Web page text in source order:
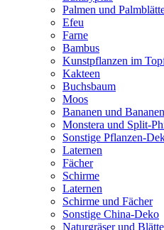
Palmen und
Efeu
Farne
Bambus
Kunstpflanzen im
Kakteen
Buchsbaum
Moos
Bananen und
Monstera und Split-
Sonstige Pflanzen-
Laternen
Fächer
Schirme
Laternen
Schirme und Fächer
Sonstige China-Deko
Naturgräser und